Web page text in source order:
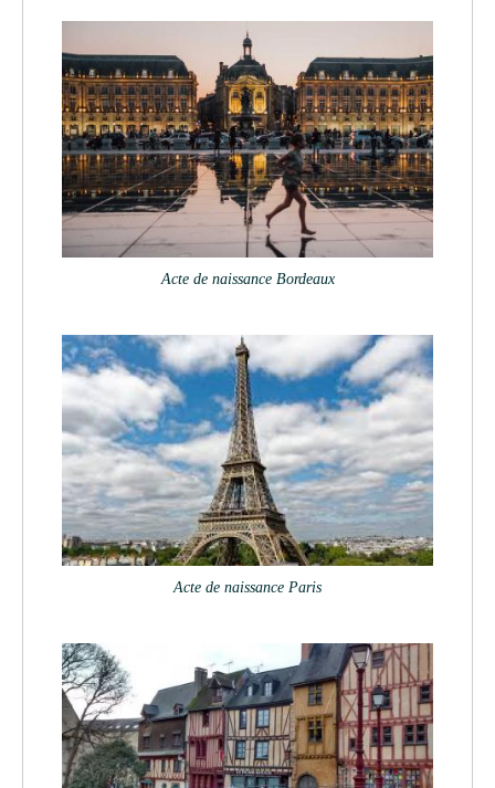
Acte de naissance Bordeaux
Acte de naissance Paris